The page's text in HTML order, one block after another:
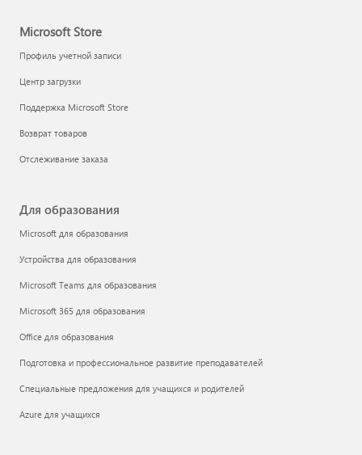
Microsoft Store
Профиль учетной записи
Центр загрузки
Поддержка Microsoft Store
Возврат товаров
Отслеживание заказа
Для образования
Microsoft для образования
Устройства для образования
Microsoft Teams для образования
Microsoft 365 для образования
Office для образования
Подготовка и профессиональное развитие преподавателей
Специальные предложения для учащихся и родителей
Azure для учащихся